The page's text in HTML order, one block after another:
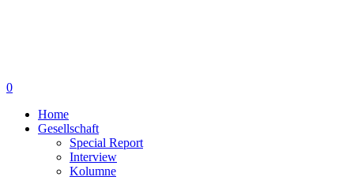
0
Home
Gesellschaft
Special Report
Interview
Kolumne